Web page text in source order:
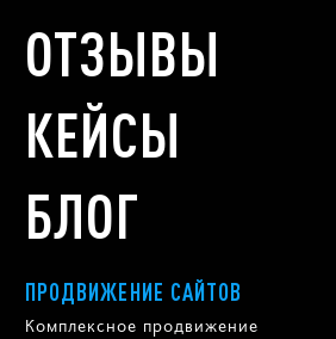
ОТЗЫВЫ
КЕЙСЫ
БЛОГ
ПРОДВИЖЕНИЕ САЙТОВ
Комплексное продвижение